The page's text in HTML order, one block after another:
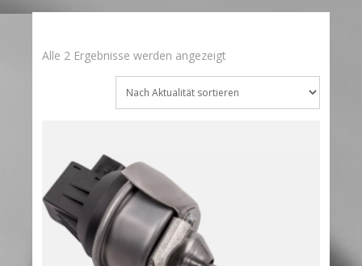
Alle 2 Ergebnisse werden angezeigtNach
Aktualität
sortiert